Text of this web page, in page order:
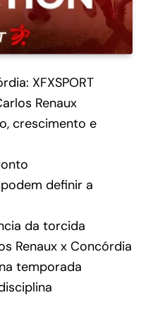
XFXSPORT
Renaux
crescimento e
definir a
da torcida
Renaux x Concórdia
temporada